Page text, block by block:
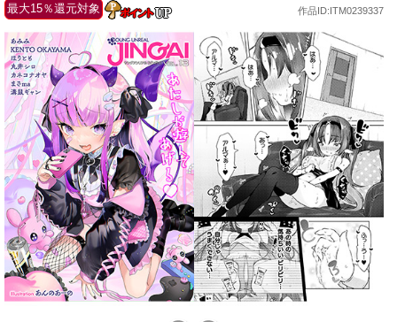
最大15％還元対象 作品ID:ITM0239337